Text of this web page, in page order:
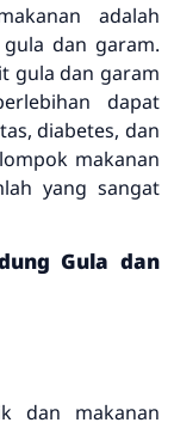
adalah
dan garam.
gula dan garam
dapat
diabetes, dan
makanan
yang sangat
Gula dan
dan makanan